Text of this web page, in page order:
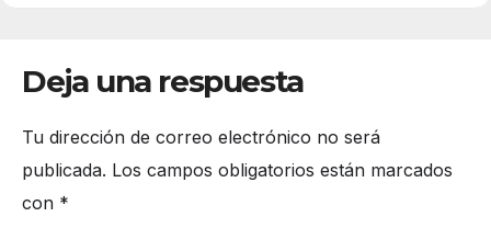
Deja una respuesta
Tu dirección de correo electrónico no será
publicada. Los campos obligatorios están marcados
con *